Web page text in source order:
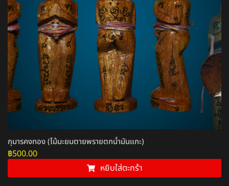
กุมารคงทอง (ไม้มะยมตายพรายตกน้ำมันแกะ)
฿500.00
หยิบใส่ตะกร้า